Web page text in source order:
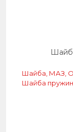
Шайба, МАЗ,
Шайба